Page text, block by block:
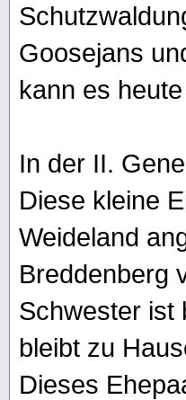
Goosejans
kann es
In der II.
Diese kleine
Weideland
Breddenberg
Schwester ist
bleibt zu
Dieses